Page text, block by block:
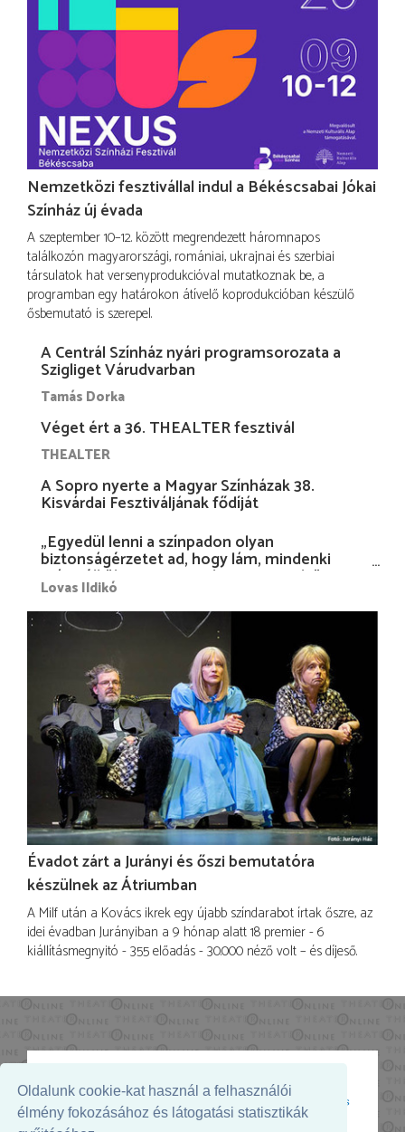
Oldalunk cookie-kat használ a felhasználói
élmény fokozásához és látogatási statisztikák
Nemzetközi fesztivállal indul a Békéscsabai Jókai
Színház új évada
A szeptember 10–12. között megrendezett háromnapos
találkozón magyarországi, romániai, ukrajnai és szerbiai
társulatok hat versenyprodukcióval mutatkoznak be, a
programban egy határokon átívelő koprodukcióban készülő
ősbemutató is szerepel.
A Centrál Színház nyári programsorozata a
Szigliget Várudvarban
Tamás Dorka
Véget ért a 36. THEALTER fesztivál
THEALTER
A Sopro nyerte a Magyar Színházak 38.
Kisvárdai Fesztiváljának fődíját
„Egyedül lenni a színpadon olyan
biztonságérzetet ad, hogy lám, mindenki
más nélkül is megvagyok magammal…”
Lovas Ildikó
Évadot zárt a Jurányi és őszi bemutatóra
készülnek az Átriumban
A Milf után a Kovács ikrek egy újabb színdarabot írtak őszre, az
idei évadban Jurányiban a 9 hónap alatt 18 premier - 6
kiállításmegnyitó - 355 előadás - 30.000 néző volt – és díjeső.
Az oldal megjelenését támogatja: